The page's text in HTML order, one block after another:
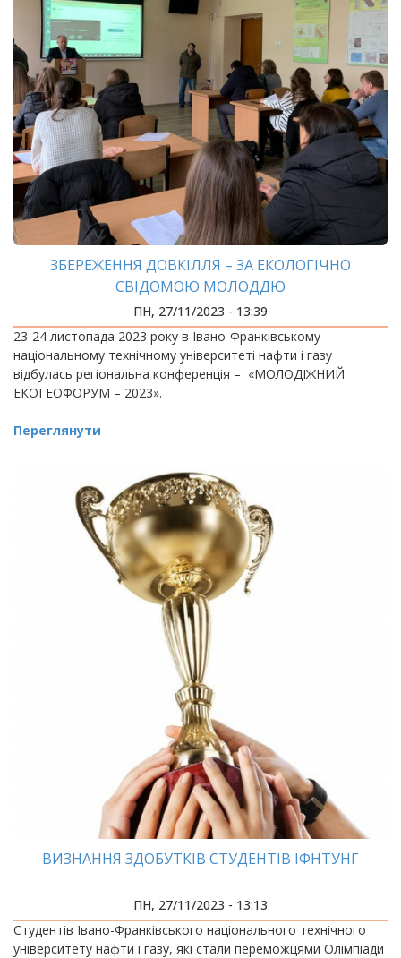
ЗБЕРЕЖЕННЯ ДОВКІЛЛЯ – ЗА ЕКОЛОГІЧНО
СВІДОМОЮ МОЛОДДЮ
ПН, 27/11/2023 - 13:39
23-24 листопада 2023 року в Івано-Франківському
національному технічному університеті нафти і газу
відбулась регіональна конференція – «МОЛОДІЖНИЙ
ЕКОГЕОФОРУМ – 2023».
Переглянути
ВИЗНАННЯ ЗДОБУТКІВ СТУДЕНТІВ ІФНТУНГ
ПН, 27/11/2023 - 13:13
Студентів Івано-Франківського національного технічного
університету нафти і газу, які стали переможцями Олімпіади